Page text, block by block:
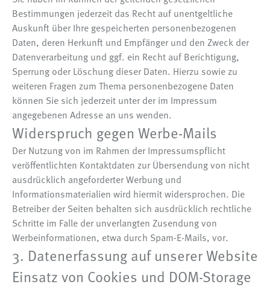
Bestimmungen jederzeit das Recht auf unentgeltliche
Auskunft über Ihre gespeicherten personenbezogenen
Daten, deren Herkunft und Empfänger und den Zweck der
Datenverarbeitung und ggf. ein Recht auf Berichtigung,
Sperrung oder Löschung dieser Daten. Hierzu sowie zu
weiteren Fragen zum Thema personenbezogene Daten
können Sie sich jederzeit unter der im Impressum
angegebenen Adresse an uns wenden.
Widerspruch gegen Werbe-Mails
Der Nutzung von im Rahmen der Impressumspflicht
veröffentlichten Kontaktdaten zur Übersendung von nicht
ausdrücklich angeforderter Werbung und
Informationsmaterialien wird hiermit widersprochen. Die
Betreiber der Seiten behalten sich ausdrücklich rechtliche
Schritte im Falle der unverlangten Zusendung von
Werbeinformationen, etwa durch Spam-E-Mails, vor.
3. Datenerfassung auf unserer Website
Einsatz von Cookies und DOM-Storage